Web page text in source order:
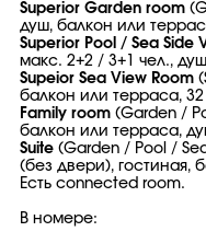
Superior Garden room
душ, балкон или
Superior Pool / Sea Side
макс. 2+2 / 3+1 чел.,
Supeior Sea View Room
балкон или терраса, 32
Family room (Garden /
балкон или терраса,
Suite (Garden / Pool /
(без двери), гостиная,
Есть connected room.
В номере: